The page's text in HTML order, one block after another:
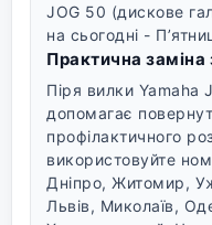
JOG 50 (дискове
на сьогодні -
Практична заміна
Піря вилки Yamaha
допомагає
профілактичного
використовуйте
Дніпро, Житомир,
Львів, Миколаїв,